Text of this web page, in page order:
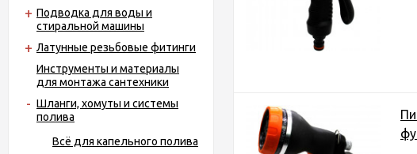
Подводка для воды и
стиральной машины
Латунные резьбовые фитинги
Инструменты и материалы
для монтажа сантехники
Шланги, хомуты и системы
полива
Всё для капельного полива